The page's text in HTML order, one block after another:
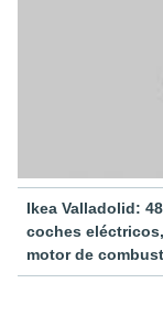
Ikea Valladolid:
coches
motor de